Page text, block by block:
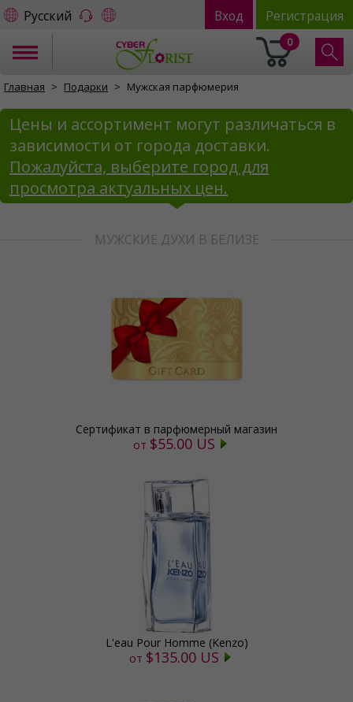
Русский Вход Регистрация
0
Главная Подарки Мужская парфюмерия
Цены и ассортимент могут различаться в
зависимости от города доставки.
Пожалуйста, выберите город для
просмотра актуальных цен.
МУЖСКИЕ ДУХИ В БЕЛИЗЕ
Сертификат в парфюмерный магазин
от $55.00 US
L'eau Pour Homme (Kenzo)
от $135.00 US